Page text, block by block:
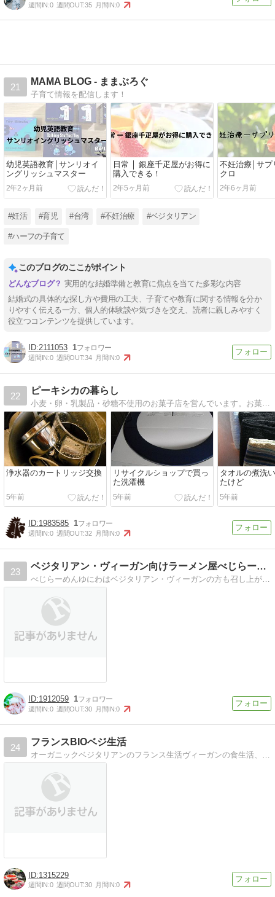
週間IN:0 週間OUT:35 月間IN:0
21
MAMA BLOG - ままぶろぐ
子育て情報を配信します！
幼児英語教育│サンリオイ
ングリッシュマスター
2年2ヶ月前
日常 │ 銀座千疋屋がお得に
購入できる！
2年5ヶ月前
不妊治療│サプ
クロ
2年6ヶ月前
#妊活 #育児 #台湾 #不妊治療 #ベジタリアン
#ハーフの子育て
このブログのここがポイント
実用的な結婚準備と教育に焦点を当てた多彩な内容
結婚式の具体的な探し方や費用の工夫、子育てや教育に関する情報を分か
りやすく伝える一方、個人的体験談や気づきを交え、読者に親しみやすく
役立つコンテンツを提供しています。
2111053 1
週間IN:0 週間OUT:34 月間IN:0
22
ピーキシカの暮らし
浄水器のカートリッジ交換
5年前
リサイクルショップで買っ
た洗濯機
5年前
タオルの煮洗
たけど
5年前
1983585 1
週間IN:0 週間OUT:32 月間IN:0
23
ベジタリアン・ヴィーガン向けラーメン屋べじらーめんゆにわ
べじらーめんゆにわはベジタリアン・ヴィーガンの方も召し上がっていただけるラーメン屋です。大阪府枚方市にあります。
1912059 1
週間IN:0 週間OUT:30 月間IN:0
24
フランスBIOベジ生活
1315229
週間IN:0 週間OUT:30 月間IN:0